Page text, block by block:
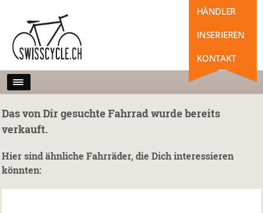
HÄNDLER
INSERIEREN
KONTAKT
Das von Dir gesuchte Fahrrad wurde bereits
verkauft.
Hier sind ähnliche Fahrräder, die Dich interessieren
könnten: